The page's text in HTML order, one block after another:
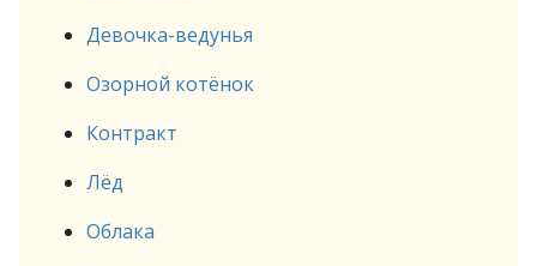
Девочка-ведунья
Озорной котёнок
Контракт
Лёд
Облака